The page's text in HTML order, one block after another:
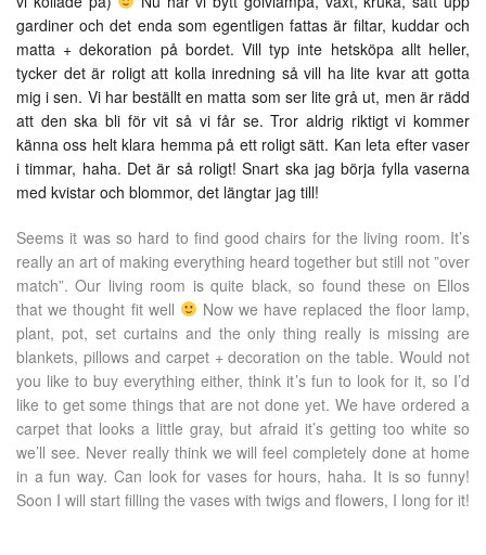
gardiner och det enda som egentligen fattas är filtar, kuddar och
matta + dekoration på bordet. Vill typ inte hetsköpa allt heller,
tycker det är roligt att kolla inredning så vill ha lite kvar att gotta
mig i sen. Vi har beställt en matta som ser lite grå ut, men är rädd
att den ska bli för vit så vi får se. Tror aldrig riktigt vi kommer
känna oss helt klara hemma på ett roligt sätt. Kan leta efter vaser
i timmar, haha. Det är så roligt! Snart ska jag börja fylla vaserna
med kvistar och blommor, det längtar jag till!
Seems it was so hard to find good chairs for the living room. It’s
really an art of making everything heard together but still not ”over
match”. Our living room is quite black, so found these on Ellos
that we thought fit well
Now we have replaced the floor lamp,
plant, pot, set curtains and the only thing really is missing are
blankets, pillows and carpet + decoration on the table. Would not
you like to buy everything either, think it’s fun to look for it, so I’d
like to get some things that are not done yet. We have ordered a
carpet that looks a little gray, but afraid it’s getting too white so
we’ll see. Never really think we will feel completely done at home
in a fun way. Can look for vases for hours, haha. It is so funny!
Soon I will start filling the vases with twigs and flowers, I long for it!